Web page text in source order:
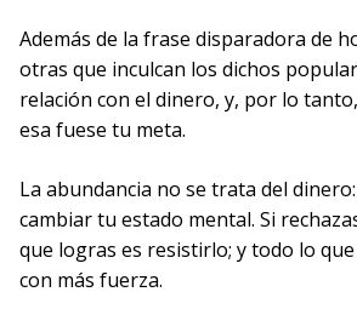
Además de la frase disparadora de
otras que inculcan los dichos
relación con el dinero, y, por lo
esa fuese tu meta.
La abundancia no se trata del
cambiar tu estado mental. Si
que logras es resistirlo; y todo lo
con más fuerza.